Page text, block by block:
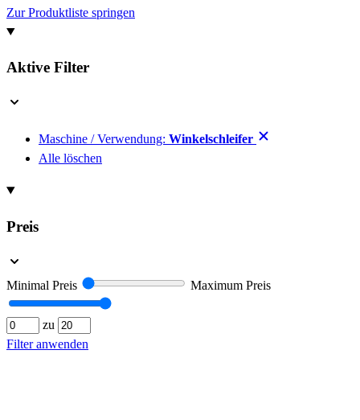
Zur Produktliste springen
Aktive Filter
Maschine / Verwendung: Winkelschleifer
Alle löschen
Preis
Minimal Preis Maximum Preis
zu
Filter anwenden